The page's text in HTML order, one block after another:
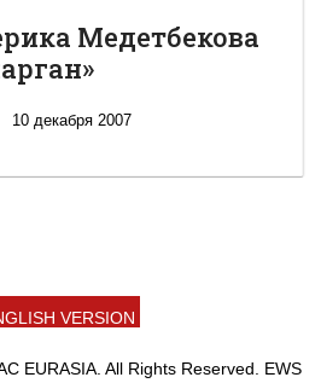
Медетбекова
10 декабря 2007
VERSION
EURASIA. All Rights Reserved. EWS